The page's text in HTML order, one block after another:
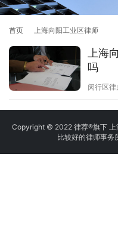
首页 上海向阳工业区律师
上海
吗
闵行区律
Copyright © 2022 律荐®旗下 上
比较好的律师事务